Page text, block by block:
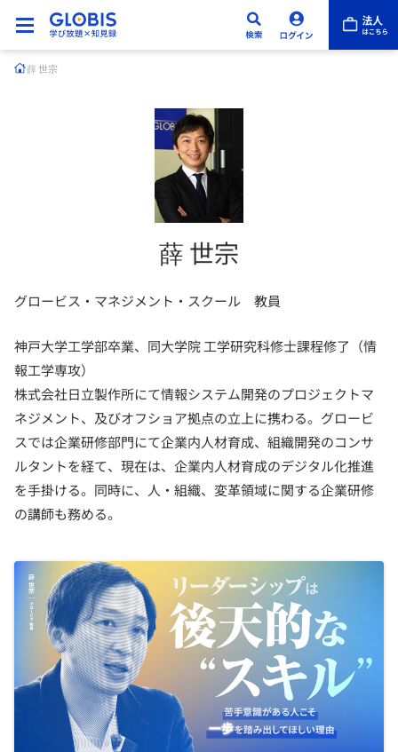
薛 世宗
薛 世宗
グロービス・マネジメント・スクール 教員
神戸大学工学部卒業、同大学院 工学研究科修士課程修了（情
報工学専攻）
株式会社日立製作所にて情報システム開発のプロジェクトマ
ネジメント、及びオフショア拠点の立上に携わる。グロービ
スでは企業研修部門にて企業内人材育成、組織開発のコンサ
ルタントを経て、現在は、企業内人材育成のデジタル化推進
を手掛ける。同時に、人・組織、変革領域に関する企業研修
の講師も務める。